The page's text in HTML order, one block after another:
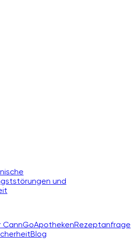
und
CannGoApothekenRezeptanfrage
Blog